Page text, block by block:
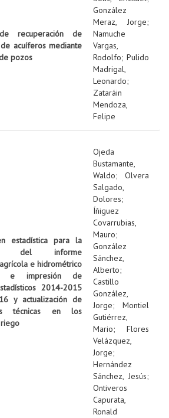
recuperación de
acuíferos mediante
pozos
González
Meraz, Jorge;
Namuche
Vargas,
Rodolfo; Pulido
Madrigal,
Leonardo;
Zataráin
Mendoza,
Felipe
estadística para la
del informe
e hidrométrico
e impresión de
2014-2015
y actualización de
técnicas en los
Ojeda
Bustamante,
Waldo; Olvera
Salgado,
Dolores;
Íñiguez
Covarrubias,
Mauro;
González
Sánchez,
Alberto;
Castillo
González,
Jorge; Montiel
Gutiérrez,
Mario; Flores
Velázquez,
Jorge;
Hernández
Sánchez, Jesús;
Ontiveros
Capurata,
Ronald